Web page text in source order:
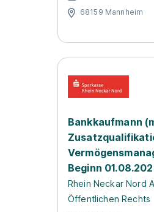
68159 Mannheim
Bankkaufmann
Beginn
Rhein Neckar Nord
Öffentlichen Rechts